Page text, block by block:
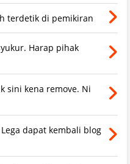
terdetik di pemikiran
Harap pihak
sini kena remove. Ni
dapat kembali blog